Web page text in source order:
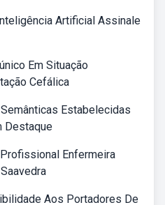
Artificial Assinale
Em Situação
Cefálica
Estabelecidas
Destaque
Enfermeira
Aos Portadores De